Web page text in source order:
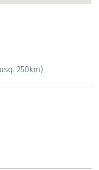
della pittura e della
e unici, proprio nel
Affidati
diAnita Marina
250km)